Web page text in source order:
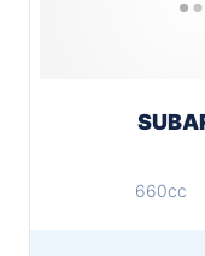
660cc